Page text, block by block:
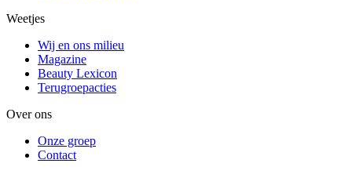
Weetjes
Wij en ons milieu
Magazine
Beauty Lexicon
Terugroepacties
Over ons
Onze groep
Contact